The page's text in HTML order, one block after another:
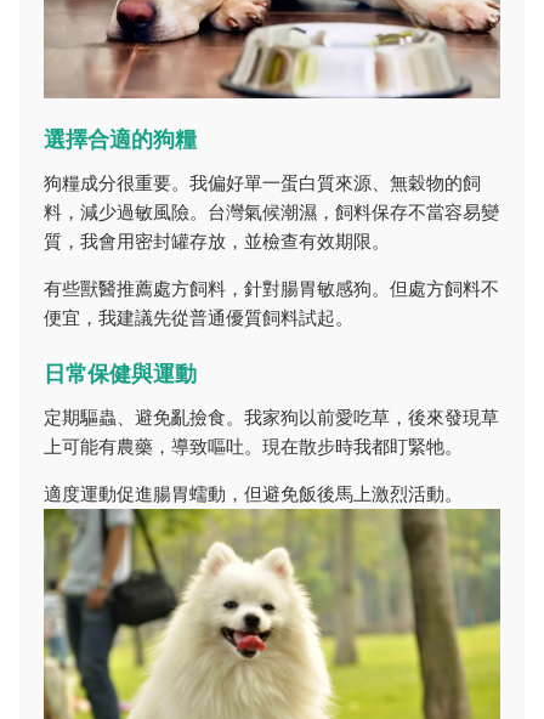
選擇合適的狗糧
狗糧成分很重要。我偏好單一蛋白質來源、無穀物的飼
料，減少過敏風險。台灣氣候潮濕，飼料保存不當容易變
質，我會用密封罐存放，並檢查有效期限。
有些獸醫推薦處方飼料，針對腸胃敏感狗。但處方飼料不
便宜，我建議先從普通優質飼料試起。
日常保健與運動
定期驅蟲、避免亂撿食。我家狗以前愛吃草，後來發現草
上可能有農藥，導致嘔吐。現在散步時我都盯緊牠。
適度運動促進腸胃蠕動，但避免飯後馬上激烈活動。